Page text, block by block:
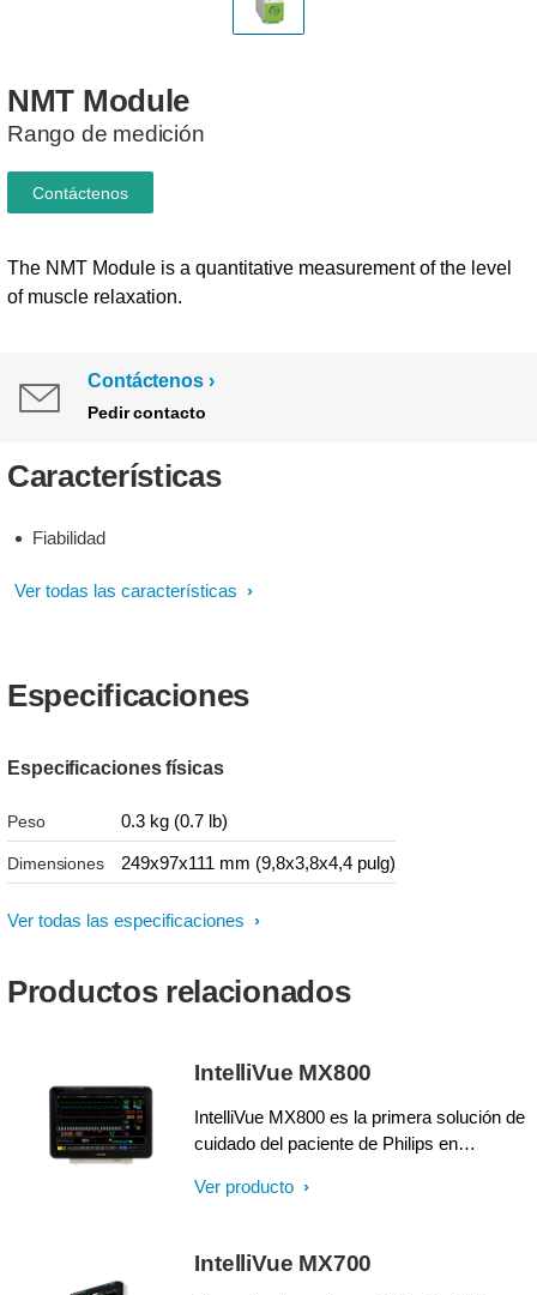
NMT Module
Rango de medición
The NMT Module is a quantitative measurement of the level
of muscle relaxation.
Contáctenos
Contáctenos
Pedir contacto
Características
Fiabilidad
Ver todas las características
Especificaciones
Especificaciones físicas
Peso 0.3 kg (0.7 lb)
Dimensiones 249x97x111 mm (9,8x3,8x4,4 pulg)
Ver todas las especificaciones
Productos relacionados
IntelliVue MX800
IntelliVue MX800 es la primera solución de
cuidado del paciente de Philips en
del paciente. Diseñado para simplificar el
de diagnóstico en todo el hospital.
Ver producto
IntelliVue MX700